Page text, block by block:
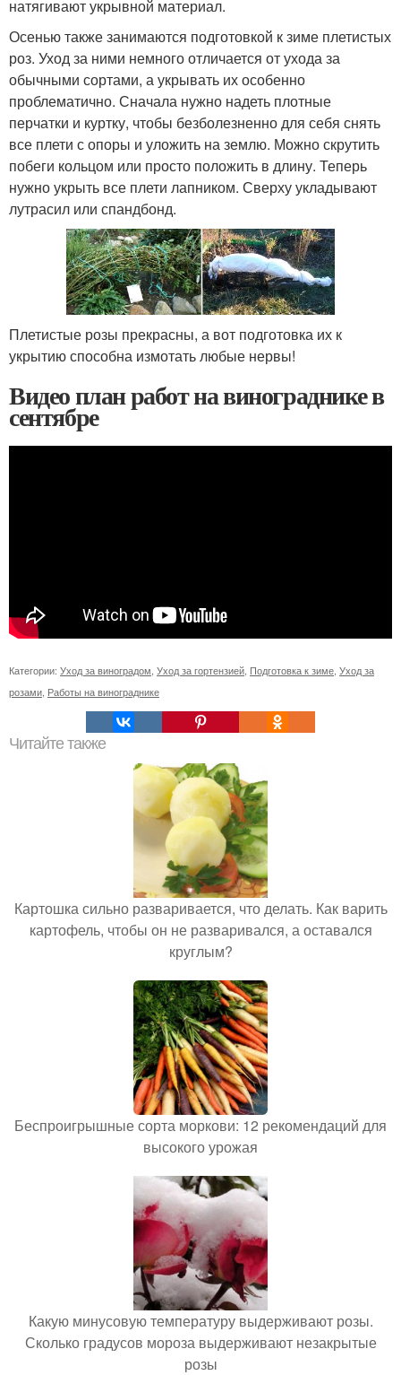
натягивают укрывной материал.
Осенью также занимаются подготовкой к зиме плетистых
роз. Уход за ними немного отличается от ухода за
обычными сортами, а укрывать их особенно
проблематично. Сначала нужно надеть плотные
перчатки и куртку, чтобы безболезненно для себя снять
все плети с опоры и уложить на землю. Можно скрутить
побеги кольцом или просто положить в длину. Теперь
нужно укрыть все плети лапником. Сверху укладывают
лутрасил или спандбонд.
Плетистые розы прекрасны, а вот подготовка их к
укрытию способна измотать любые нервы!
Видео план работ на винограднике в
сентябре
Категории: Уход за виноградом, Уход за гортензией, Подготовка к зиме, Уход за
розами, Работы на винограднике
Читайте также
Картошка сильно разваривается, что делать. Как варить
картофель, чтобы он не разваривался, а оставался
круглым?
Беспроигрышные сорта моркови: 12 рекомендаций для
высокого урожая
Какую минусовую температуру выдерживают розы.
Сколько градусов мороза выдерживают незакрытые
розы